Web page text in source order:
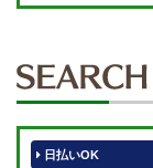
日払いOK